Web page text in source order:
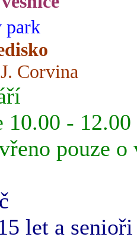
park
Corvina
10.00 -
pouze o
let a